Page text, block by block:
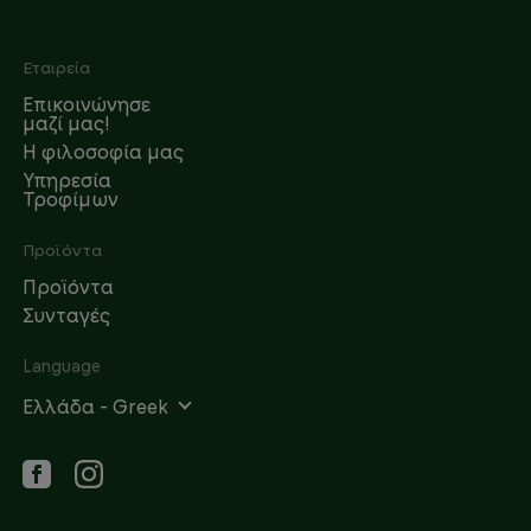
Footer
Εταιρεία
Επικοινώνησε
μαζί μας!
Η φιλοσοφία μας
Υπηρεσία
Τροφίμων
Προϊόντα
Προϊόντα
Συνταγές
Language
Ελλάδα - Greek